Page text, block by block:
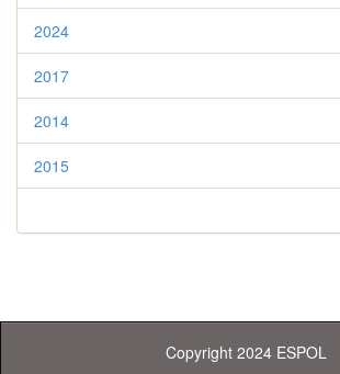
2024
2017
2014
2015
Copyright 2024 ESPOL